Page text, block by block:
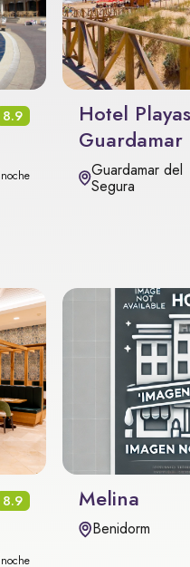
8.9
noche
Hotel
Guardamar
Guardamar del
Segura
8.9
noche
Melina
Benidorm